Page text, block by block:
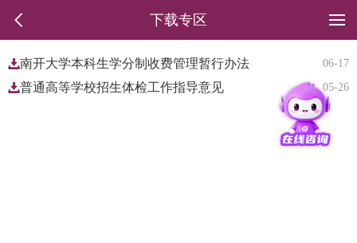
下载专区
南开大学本科生学分制收费管理暂行办法 06-17
普通高等学校招生体检工作指导意见 05-26